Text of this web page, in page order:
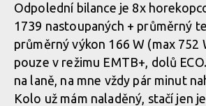
Whyte Kado v akci
Odpolední bilance je 8x
1739 nastoupaných + průměrný
průměrný výkon 166 W (max 752
pouze v režimu EMTB+, dolů
na laně, na mne vždy pár minut
Kolo už mám naladěný, stačí jen